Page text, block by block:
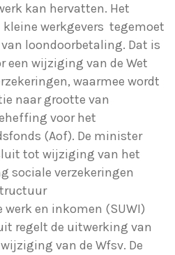
kan hervatten. Het
werkgevers tegemoet
loondoorbetaling. Dat is
een wijziging van de Wet
waarmee wordt
naar grootte van
voor het
(Aof). De minister
tot wijziging van het
sociale verzekeringen
en inkomen (SUWI)
regelt de uitwerking van
van de Wfsv. De